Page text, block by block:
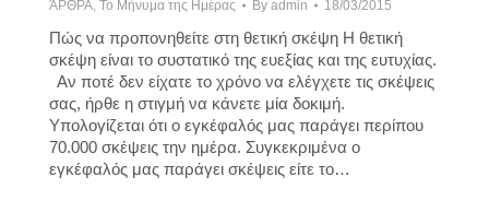
ΆΡΘΡΑ, Το Μήνυμα της Ημέρας By admin 18/03/2015
Πώς να προπονηθείτε στη θετική σκέψη Η θετική
σκέψη είναι το συστατικό της ευεξίας και της ευτυχίας.
Αν ποτέ δεν είχατε το χρόνο να ελέγχετε τις σκέψεις
σας, ήρθε η στιγμή να κάνετε μία δοκιμή.
Υπολογίζεται ότι ο εγκέφαλός μας παράγει περίπου
70.000 σκέψεις την ημέρα. Συγκεκριμένα ο
εγκέφαλός μας παράγει σκέψεις είτε το…